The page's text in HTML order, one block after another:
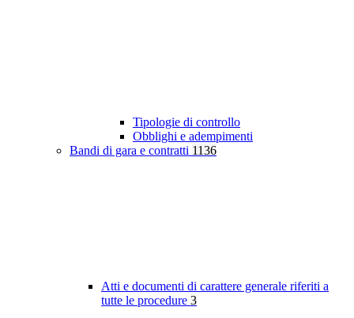
Tipologie di controllo
Obblighi e adempimenti
Bandi di gara e contratti 1136
Atti e documenti di carattere generale riferiti a
tutte le procedure 3